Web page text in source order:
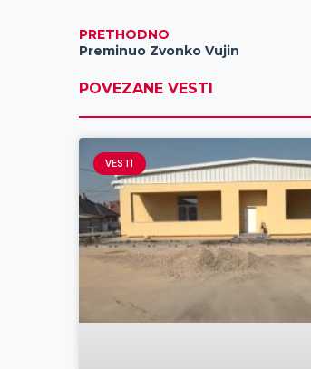
PRETHODNO
Preminuo Zvonko Vujin
POVEZANE VESTI
VESTI